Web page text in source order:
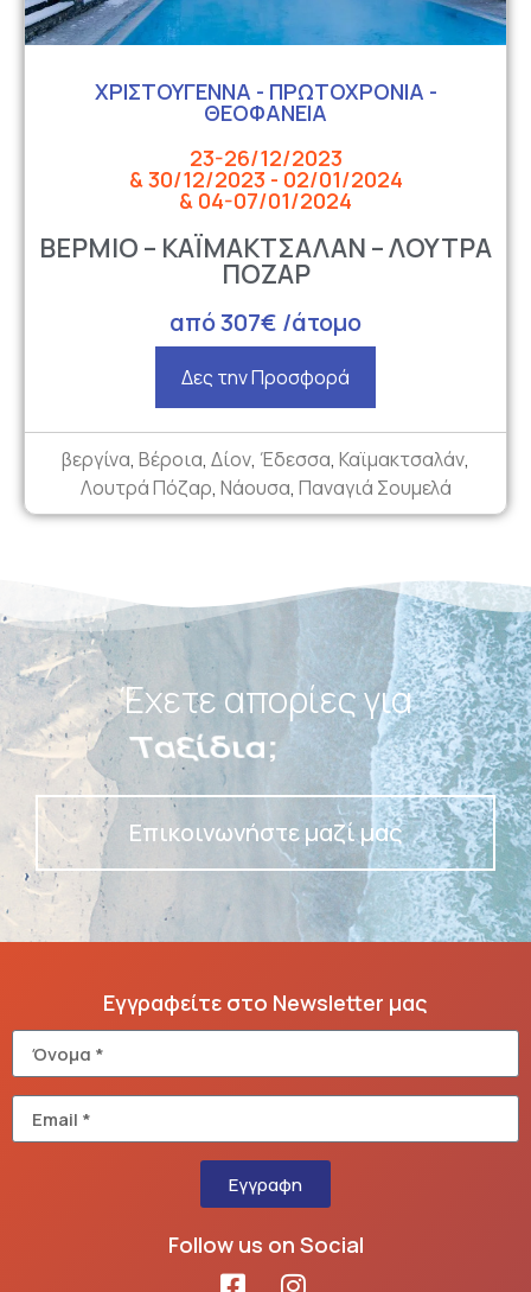
ΧΡΙΣΤΟΥΓΕΝΝΑ - ΠΡΩΤΟΧΡΟΝΙΑ -
ΘΕΟΦΑΝΕΙΑ
23-26/12/2023
& 30/12/2023 - 02/01/2024
& 04-07/01/2024
ΒΕΡΜΙΟ – ΚΑΪΜΑΚΤΣΑΛΑΝ – ΛΟΥΤΡΑ
ΠΟΖΑΡ
από 307€ /άτομο
Δες την Προσφορά
βεργίνα, Βέροια, Δίον, Έδεσσα, Καϊμακτσαλάν,
Λουτρά Πόζαρ, Νάουσα, Παναγιά Σουμελά
Έχετε απορίες για
Πακέτα;
Επικοινωνήστε μαζί μας
Εγγραφείτε στο Newsletter μας
Εγγραφη
Follow us on Social